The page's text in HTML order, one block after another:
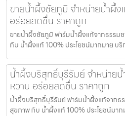
ขายน้ำผึ้งชัยภูมิ จำหน่ายน้ำผึ้
อร่อยสดชื่น ราคาถูก
ขายน้ำผึ้งชัยภูมิ ฟาร์มน้ำผึ้งแท้จากธรรม
กับ น้ำผึ้งแท้ 100% ประโยชน์มากมาย บริ
น้ำผึ้งบริสุทธิ์บุรีรัมย์ จำหน่าย
หวาน อร่อยสดชื่น ราคาถูก
น้ำผึ้งบริสุทธิ์บุรีรัมย์ ฟาร์มน้ำผึ้งแท้จากธ
สุขภาพ กับ น้ำผึ้งแท้ 100% ประโยชน์มา